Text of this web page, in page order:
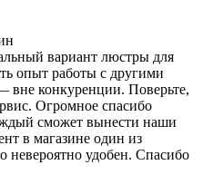
вариант люстры для
опыт работы с другими
вне конкуренции. Поверьте,
Огромное спасибо
сможет вынести наши
в магазине один из
невероятно удобен. Спасибо